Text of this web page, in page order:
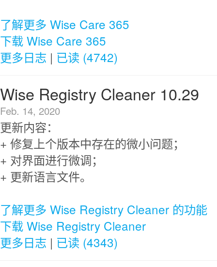
了解更多 Wise Care 365
下载 Wise Care 365
更多日志 | 已读 (4742)
Wise Registry Cleaner 10.29
Feb. 14, 2020
更新内容：
+ 修复上个版本中存在的微小问题；
+ 对界面进行微调；
+ 更新语言文件。
了解更多 Wise Registry Cleaner 的功能
下载 Wise Registry Cleaner
更多日志 | 已读 (4343)